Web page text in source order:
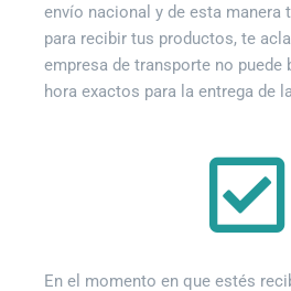
envío nacional y de esta manera
para recibir tus productos, te
empresa de transporte no puede
hora exactos para la entrega de
En el momento en que estés